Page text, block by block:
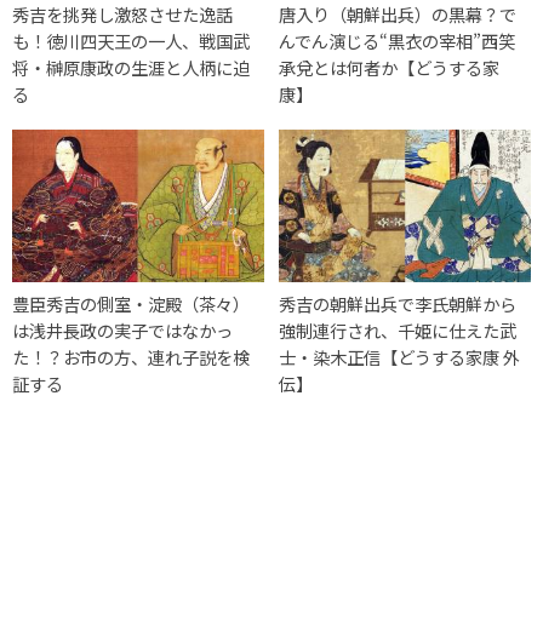
秀吉を挑発し激怒させた逸話
も！徳川四天王の一人、戦国武
将・榊原康政の生涯と人柄に迫
る
唐入り（朝鮮出兵）の黒幕？で
んでん演じる“黒衣の宰相”西笑
承兌とは何者か【どうする家
康】
豊臣秀吉の側室・淀殿（茶々）
は浅井長政の実子ではなかっ
た！？お市の方、連れ子説を検
証する
秀吉の朝鮮出兵で李氏朝鮮から
強制連行され、千姫に仕えた武
士・染木正信【どうする家康 外
伝】